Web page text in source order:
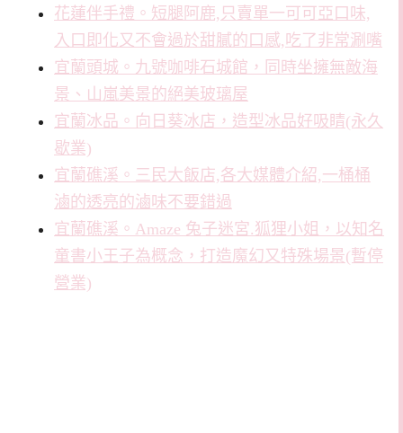
花蓮伴手禮。短腿阿鹿,只賣單一可可亞口味,
入口即化又不會過於甜膩的口感,吃了非常涮嘴
宜蘭頭城。九號咖啡石城館，同時坐擁無敵海
景、山嵐美景的絕美玻璃屋
宜蘭冰品。向日葵冰店，造型冰品好吸睛(永久
歇業)
宜蘭礁溪。三民大飯店,各大媒體介紹,一桶桶
滷的透亮的滷味不要錯過
宜蘭礁溪。Amaze 兔子迷宮.狐狸小姐，以知名
童書小王子為概念，打造魔幻又特殊場景(暫停
營業)